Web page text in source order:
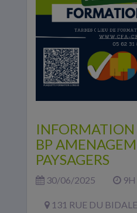
BP
PAYSAGERS
30/06/2025
131 RUE DU